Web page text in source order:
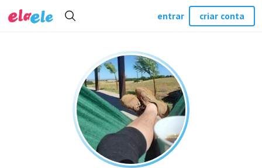
entrar criar conta